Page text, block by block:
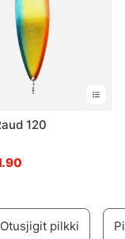
120
Otusjigit pilkki